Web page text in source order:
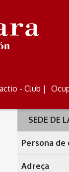
- Club |
SEDE DE
Persona
Adreça